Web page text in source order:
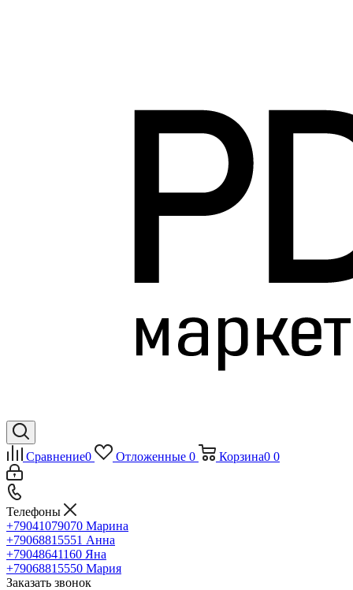
Сравнение0 Отложенные 0 Корзина0 0
Телефоны
+79041079070 Марина
+79068815551 Анна
+79048641160 Яна
+79068815550 Мария
Заказать звонок